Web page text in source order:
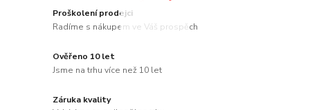
Proškolení prodejci
Radíme s nákupem ve Váš prospěch
Ověřeno 10 let
Jsme na trhu více než 10 let
Záruka kvality